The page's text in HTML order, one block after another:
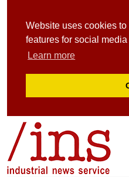
Website uses cookies
features for social
Learn more